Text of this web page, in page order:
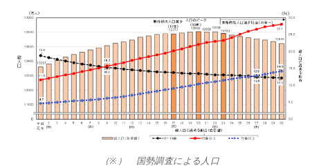
（※） 国勢調査による人口